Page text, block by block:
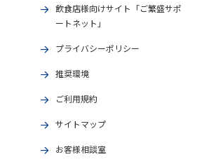
飲食店様向けサイト「ご繁盛サポ
ートネット」
プライバシーポリシー
推奨環境
ご利用規約
サイトマップ
お客様相談室